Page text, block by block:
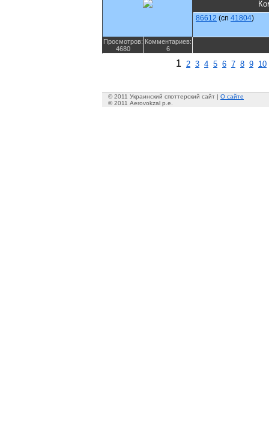
86612 (cn 41804)
Просмотров:
4680
Комментариев:
6
1 2 3 4 5 6 7 8 9 10
© 2011 Украинский споттерский сайт | О сайте
© 2011 Aerovokzal p.e.